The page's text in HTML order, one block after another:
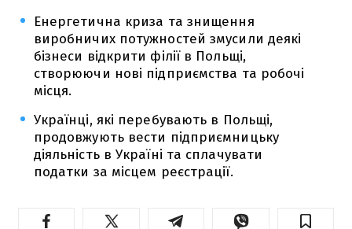
Енергетична криза та знищення
виробничих потужностей змусили деякі
бізнеси відкрити філії в Польщі,
створюючи нові підприємства та робочі
місця.
Українці, які перебувають в Польщі,
продовжують вести підприємницьку
діяльність в Україні та сплачувати
податки за місцем реєстрації.